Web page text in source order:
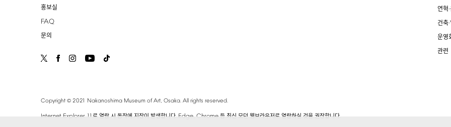
홍보실
FAQ
문의
연혁
건축·
운영
관련
Copyright© 2021 Nakanoshima Museum of Art, Osaka. All rights reserved.
Internet Explorer 11 로 열람 시 동작에 지장이 발생합니다. Edge, Chrome등 최신 모던 웹브라우저로 열람하실 것을 권장합니다.